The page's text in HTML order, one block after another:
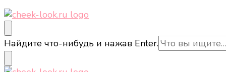
cheek-look.ru
Женский сайт о звездах и кино, а также трендах,
Ищите
что-
то?
Найдите что-нибудь и нажав Enter.